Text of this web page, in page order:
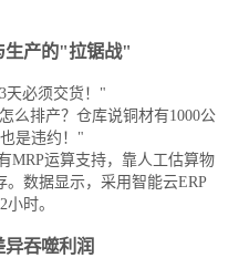
产的"拉锯战"
天必须交货！"
么排产？仓库说铜材有1000公
是违约！"
MRP运算支持，靠人工估算物
数据显示，采用智能云ERP
时。
吞噬利润